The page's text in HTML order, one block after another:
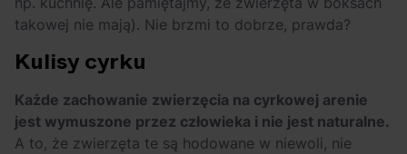
takowej nie mają). Nie brzmi to dobrze, prawda?
Kulisy cyrku
Każde zachowanie zwierzęcia na cyrkowej arenie
jest wymuszone przez człowieka i nie jest naturalne.
A to, że zwierzęta te są hodowane w niewoli, nie